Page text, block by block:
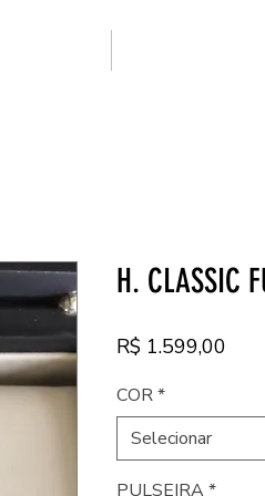
H. CLASSIC
R$ 1.599,00
COR*
Selecionar
PULSEIRA*